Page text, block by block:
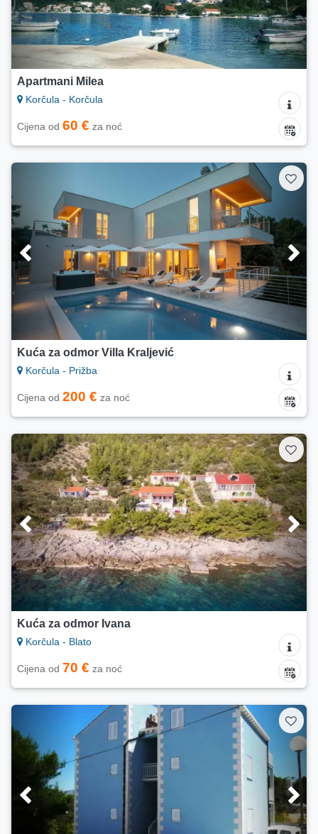
Apartmani Milea
Korčula - Korčula
Cijena od 60 € za noć
Kuća za odmor Villa Kraljević
Korčula - Prižba
Cijena od 200 € za noć
Kuća za odmor Ivana
Korčula - Blato
Cijena od 70 € za noć